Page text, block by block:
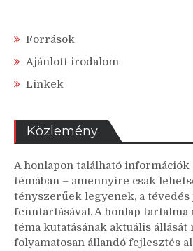
Források
Ajánlott irodalom
Linkek
Közlemény
A honlapon található információk
témában – amennyire csak
tényszerűek legyenek, a tévedés
fenntartásával. A honlap tartalma
téma kutatásának aktuális állását
folyamatosan állandó fejlesztés